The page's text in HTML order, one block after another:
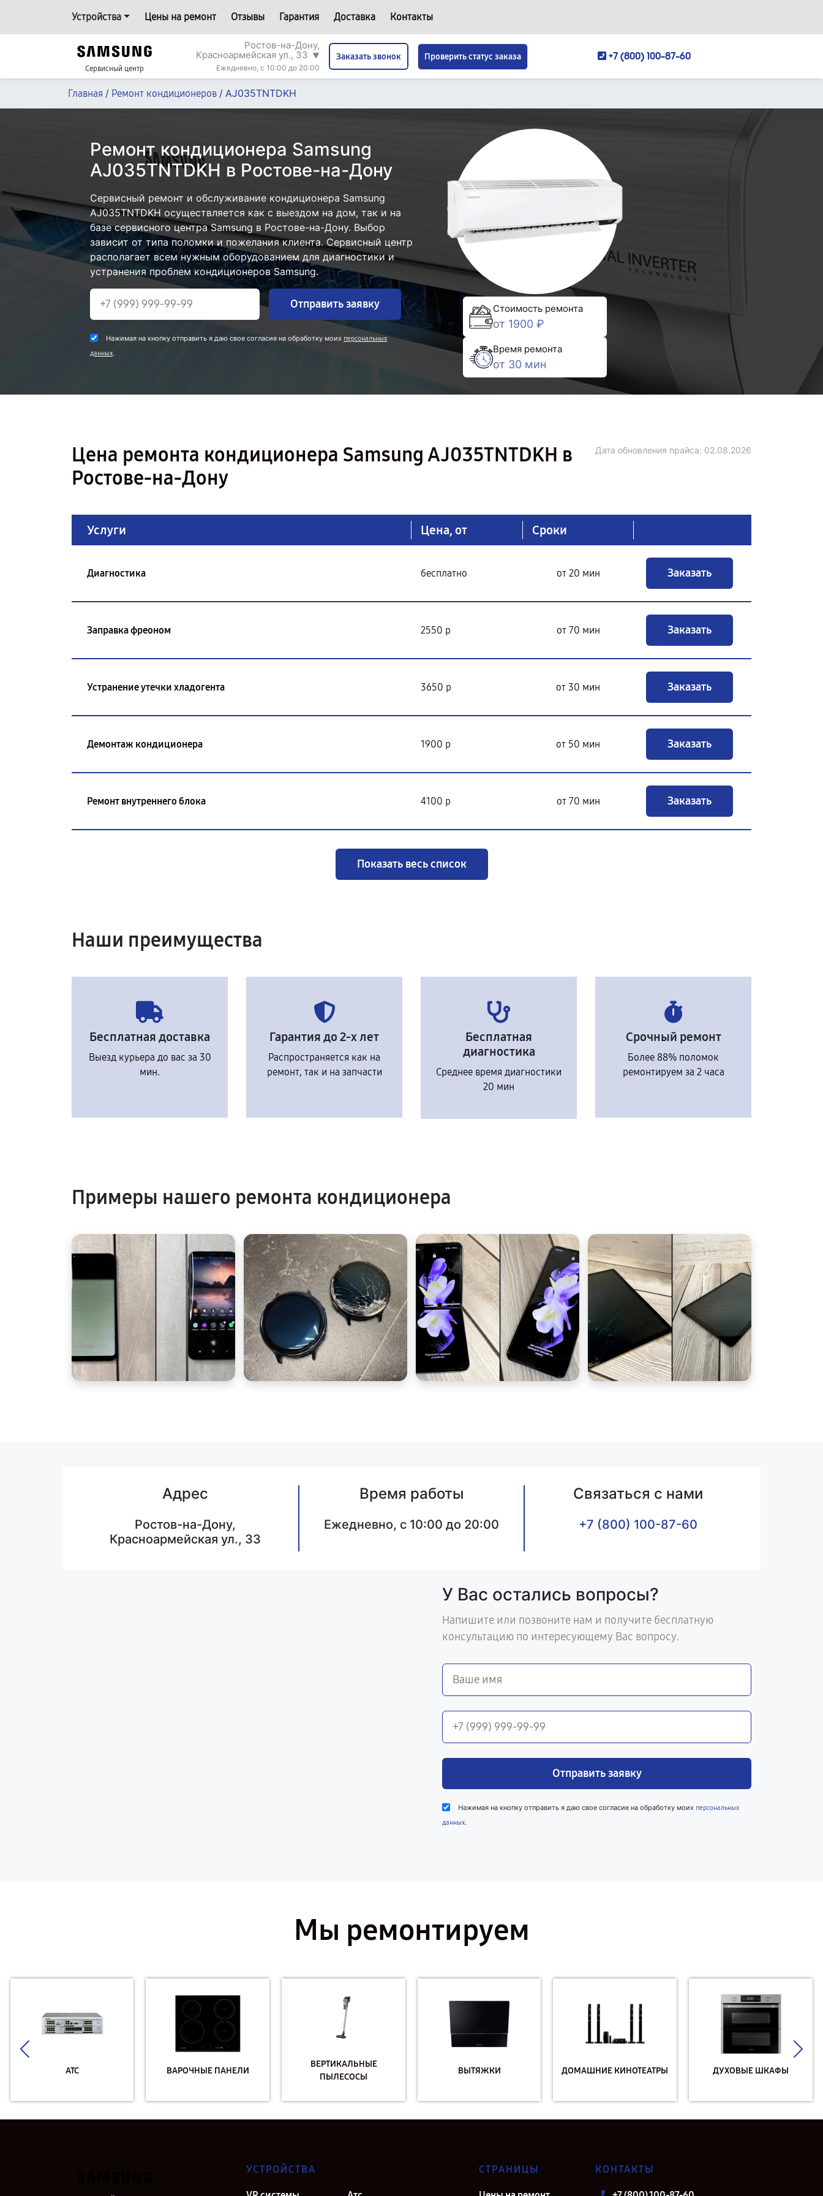
Устройства Цены на ремонт Отзывы Гарантия Доставка Контакты
Сервисный центр
Ростов-на-Дону,
Красноармейская ул., 33 ▼
Ежедневно, с 10:00 до 20:00
Заказать звонок Проверить статус заказа +7 (800) 100-87-60
Главная / Ремонт кондиционеров / AJ035TNTDKH
Ремонт кондиционера Samsung
AJ035TNTDKH в Ростове-на-Дону
Сервисный ремонт и обслуживание кондиционера Samsung
AJ035TNTDKH осуществляется как с выездом на дом, так и на
базе сервисного центра Samsung в Ростове-на-Дону. Выбор
зависит от типа поломки и пожелания клиента. Сервисный центр
располагает всем нужным оборудованием для диагностики и
устранения проблем кондиционеров Samsung.
Отправить заявку
Нажимая на кнопку отправить я даю свое согласие на обработку моих персональных
данных.
Стоимость ремонта
от 1900 ₽
Время ремонта
от 30 мин
Цена ремонта кондиционера Samsung AJ035TNTDKH в
Ростове-на-Дону
Дата обновления прайса: 02.08.2026
Услуги Цена, от Сроки
Диагностика бесплатно от 20 мин Заказать
Заправка фреоном 2550 р от 70 мин Заказать
Устранение утечки хладогента 3650 р от 30 мин Заказать
Демонтаж кондиционера 1900 р от 50 мин Заказать
Ремонт внутреннего блока 4100 р от 70 мин Заказать
Показать весь список
Наши преимущества
Бесплатная доставка
Выезд курьера до вас за 30
мин.
Гарантия до 2-х лет
Распространяется как на
ремонт, так и на запчасти
Бесплатная
диагностика
Среднее время диагностики
20 мин
Срочный ремонт
Более 88% поломок
ремонтируем за 2 часа
Примеры нашего ремонта кондиционера
Адрес
Ростов-на-Дону,
Красноармейская ул., 33
Время работы
Ежедневно, с 10:00 до 20:00
Связаться с нами
+7 (800) 100-87-60
У Вас остались вопросы?
Напишите или позвоните нам и получите бесплатную
консультацию по интересующему Вас вопросу.
Отправить заявку
Нажимая на кнопку отправить я даю свое согласие на обработку моих персональных
данных.
Мы ремонтируем
АТС ВАРОЧНЫЕ ПАНЕЛИ
ВЕРТИКАЛЬНЫЕ
ПЫЛЕСОСЫ
ВЫТЯЖКИ ДОМАШНИЕ КИНОТЕАТРЫ ДУХОВЫЕ ШКАФЫ
УСТРОЙСТВА СТРАНИЦЫ КОНТАКТЫ